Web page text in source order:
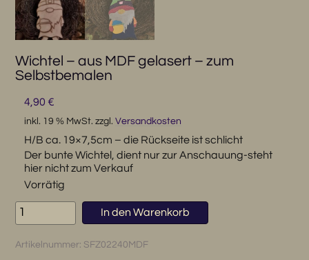
Wichtel – aus MDF gelasert – zum
Selbstbemalen
4,90 €
inkl. 19 % MwSt. zzgl. Versandkosten
H/B ca. 19×7,5cm – die Rückseite ist schlicht
Der bunte Wichtel, dient nur zur Anschauung-steht
hier nicht zum Verkauf
Vorrätig
Wichtel
-
In den Warenkorb
Artikelnummer: SFZ02240MDF